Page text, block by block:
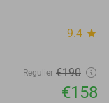
9.4 star
Regulier €190
€158